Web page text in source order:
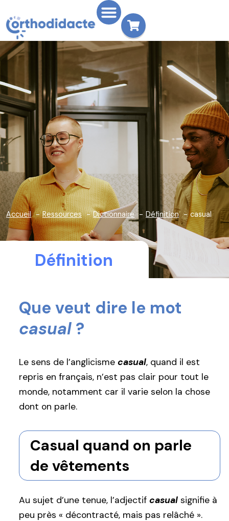
Accueil Ressources Dictionnaire Définition casual
Définition
Que veut dire le mot
casual ?
Le sens de l’anglicisme casual, quand il est
repris en français, n’est pas clair pour tout le
monde, notamment car il varie selon la chose
dont on parle.
Casual quand on parle
de vêtements
Au sujet d’une tenue, l’adjectif casual signifie à
peu près « décontracté, mais pas relâché ».